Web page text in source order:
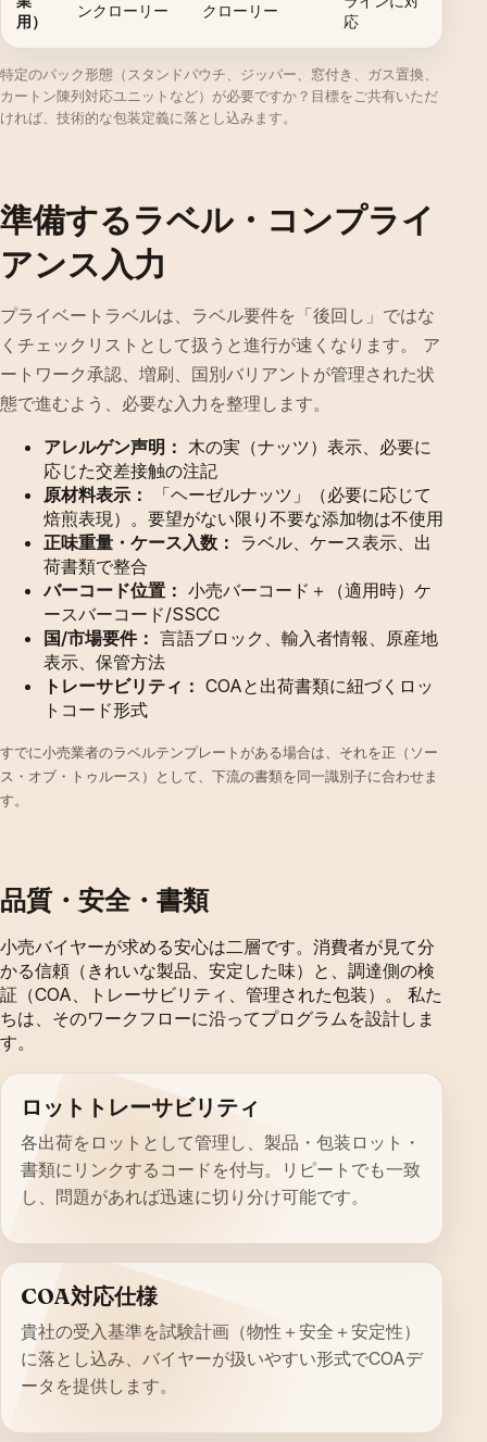
用）
ンクローリー クローリー
応
特定のパック形態（スタンドパウチ、ジッパー、窓付き、ガス置換、
カートン陳列対応ユニットなど）が必要ですか？目標をご共有いただ
ければ、技術的な包装定義に落とし込みます。
準備するラベル・コンプライ
アンス入力
プライベートラベルは、ラベル要件を「後回し」ではな
くチェックリストとして扱うと進行が速くなります。 ア
ートワーク承認、増刷、国別バリアントが管理された状
態で進むよう、必要な入力を整理します。
アレルゲン声明： 木の実（ナッツ）表示、必要に
応じた交差接触の注記
原材料表示：
「ヘーゼルナッツ」（必要に応じて
焙煎表現）。要望がない限り不要な添加物は不使用
正味重量・ケース入数： ラベル、ケース表示、出
荷書類で整合
バーコード位置： 小売バーコード＋（適用時）ケ
ースバーコード/SSCC
国/市場要件： 言語ブロック、輸入者情報、原産地
表示、保管方法
トレーサビリティ： COAと出荷書類に紐づくロッ
トコード形式
すでに小売業者のラベルテンプレートがある場合は、それを正（ソー
ス・オブ・トゥルース）として、下流の書類を同一識別子に合わせま
す。
品質・安全・書類
小売バイヤーが求める安心は二層です。消費者が見て分
かる信頼（きれいな製品、安定した味）と、調達側の検
証（COA、トレーサビリティ、管理された包装）。 私た
ちは、そのワークフローに沿ってプログラムを設計しま
す。
ロットトレーサビリティ
各出荷をロットとして管理し、製品・包装ロット・
書類にリンクするコードを付与。リピートでも一致
し、問題があれば迅速に切り分け可能です。
COA対応仕様
貴社の受入基準を試験計画（物性＋安全＋安定性）
に落とし込み、バイヤーが扱いやすい形式でCOAデ
ータを提供します。